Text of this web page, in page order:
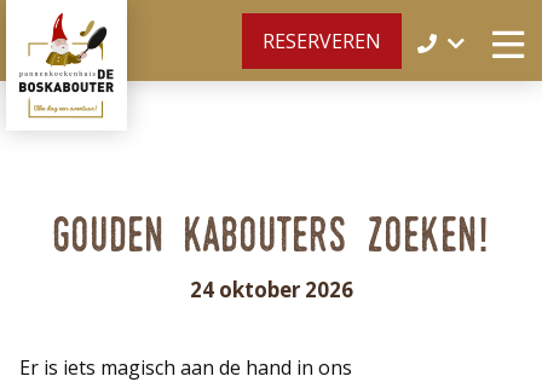
RESERVEREN
Gouden kabouters zoeken!
24 oktober 2026
Er is iets magisch aan de hand in ons